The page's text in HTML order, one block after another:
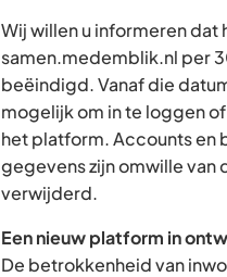
Wij willen u informeren dat
samen.medemblik.nl per
beëindigd. Vanaf die
mogelijk om in te loggen
het platform. Accounts en
gegevens zijn omwille van
verwijderd.
Een nieuw platform in
De betrokkenheid van